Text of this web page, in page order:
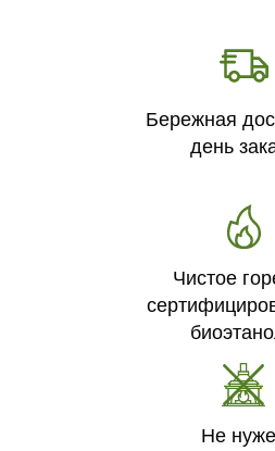
Бережная
день
Чистое
Не